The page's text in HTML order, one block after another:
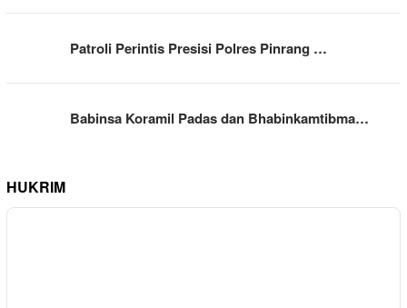
Patroli Perintis Presisi Polres Pinrang …
Babinsa Koramil Padas dan Bhabinkamtibma…
HUKRIM